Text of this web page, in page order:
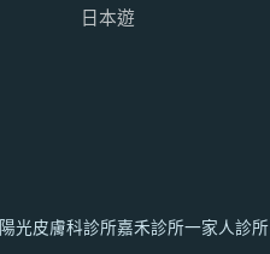
日本遊
陽光皮膚科診所嘉禾診所一家人診所